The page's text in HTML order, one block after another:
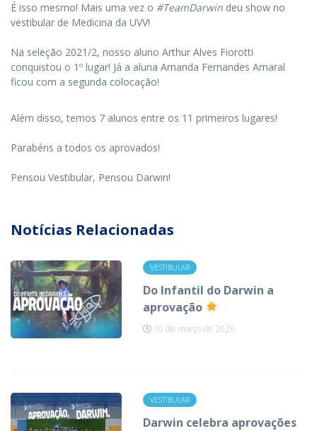
É isso mesmo! Mais uma vez o #TeamDarwin deu show no
vestibular de Medicina da UVV!
Na seleção 2021/2, nosso aluno Arthur Alves Fiorotti
conquistou o 1º lugar! Já a aluna Amanda Fernandes Amaral
ficou com a segunda colocação!
Além disso, temos 7 alunos entre os 11 primeiros lugares!
Parabéns a todos os aprovados!
Pensou Vestibular, Pensou Darwin!
Notícias Relacionadas
VESTIBULAR
Do Infantil do Darwin a
aprovação
10 de março de 2026
VESTIBULAR
Darwin celebra aprovações